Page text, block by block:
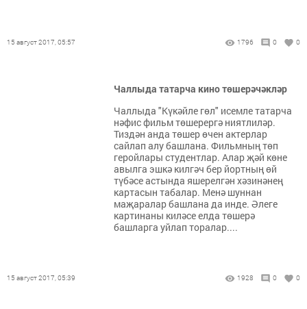
15 август 2017, 05:57 1796 0 0
Чаллыда татарча кино төшерәчәкләр
Чаллыда "Күкәйле гөл" исемле татарча
нәфис фильм төшерергә ниятлиләр.
Тиздән анда төшер өчен актерлар
сайлап алу башлана. Фильмның төп
геройлары студентлар. Алар җәй көне
авылга эшкә килгәч бер йортның өй
түбәсе астында яшерелгән хәзинәнең
картасын табалар. Менә шуннан
маҗаралар башлана да инде. Әлеге
картинаны киләсе елда төшерә
башларга уйлап торалар....
15 август 2017, 05:39 1928 0 0